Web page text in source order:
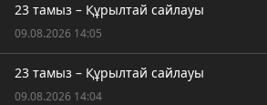
23 тамыз – Құрылтай сайлауы
09.08.2026 14:05
23 тамыз – Құрылтай сайлауы
09.08.2026 14:04